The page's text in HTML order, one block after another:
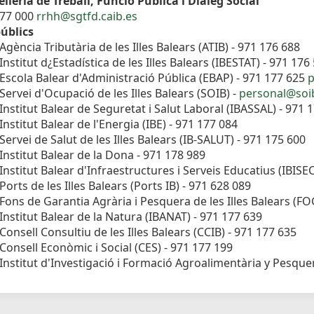
000 rrhh@sgtfd.caib.es
Agència Tributària de les Illes Balears (ATIB) - 971 176 688
Institut d¿Estadística de les Illes Balears (IBESTAT) - 971 176
Escola Balear d'Administració Pública (EBAP) - 971 177 625
Servei d'Ocupació de les Illes Balears (SOIB) -
Institut Balear de Seguretat i Salut Laboral (IBASSAL) - 971
Institut Balear de l'Energia (IBE) - 971 177 084
Servei de Salut de les Illes Balears (IB-SALUT) - 971 175 600
Institut Balear de la Dona - 971 178 989
Institut Balear d'Infraestructures i Serveis Educatius
Ports de les Illes Balears (Ports IB) - 971 628 089
Fons de Garantia Agrària i Pesquera de les Illes Balears
Institut Balear de la Natura (IBANAT) - 971 177 639
Consell Consultiu de les Illes Balears (CCIB) - 971 177 635
Consell Econòmic i Social (CES) - 971 177 199
Institut d'Investigació i Formació Agroalimentària y